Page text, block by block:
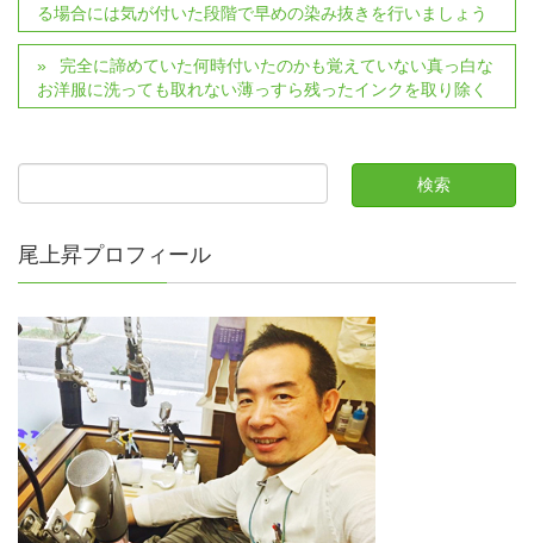
る場合には気が付いた段階で早めの染み抜きを行いましょう
完全に諦めていた何時付いたのかも覚えていない真っ白な
お洋服に洗っても取れない薄っすら残ったインクを取り除く
尾上昇プロフィール